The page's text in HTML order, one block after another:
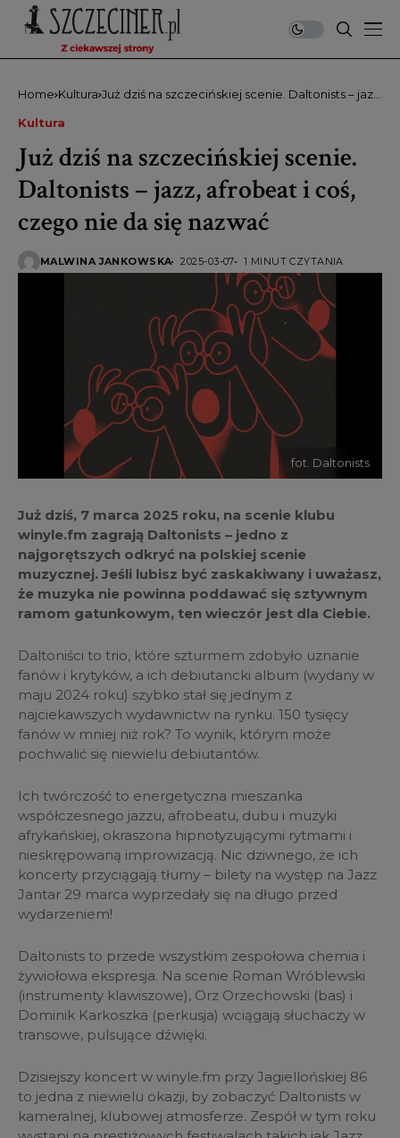
Home Kultura Już dziś na szczecińskiej scenie. Daltonists – jazz,
Kultura
Już dziś na szczecińskiej scenie.
Daltonists – jazz, afrobeat i coś,
czego nie da się nazwać
MALWINA JANKOWSKA 2025-03-07 1 MINUT CZYTANIA
fot. Daltonists
Już dziś, 7 marca 2025 roku, na scenie klubu
winyle.fm zagrają Daltonists – jedno z
najgorętszych odkryć na polskiej scenie
muzycznej. Jeśli lubisz być zaskakiwany i uważasz,
że muzyka nie powinna poddawać się sztywnym
ramom gatunkowym, ten wieczór jest dla Ciebie.
Daltoniści to trio, które szturmem zdobyło uznanie
fanów i krytyków, a ich debiutancki album (wydany w
maju 2024 roku) szybko stał się jednym z
najciekawszych wydawnictw na rynku. 150 tysięcy
fanów w mniej niż rok? To wynik, którym może
pochwalić się niewielu debiutantów.
Ich twórczość to energetyczna mieszanka
współczesnego jazzu, afrobeatu, dubu i muzyki
afrykańskiej, okraszona hipnotyzującymi rytmami i
nieskrępowaną improwizacją. Nic dziwnego, że ich
koncerty przyciągają tłumy – bilety na występ na Jazz
Jantar 29 marca wyprzedały się na długo przed
wydarzeniem!
Daltonists to przede wszystkim zespołowa chemia i
żywiołowa ekspresja. Na scenie Roman Wróblewski
(instrumenty klawiszowe), Orz Orzechowski (bas) i
Dominik Karkoszka (perkusja) wciągają słuchaczy w
transowe, pulsujące dźwięki.
Dzisiejszy koncert w winyle.fm przy Jagiellońskiej 86
to jedna z niewielu okazji, by zobaczyć Daltonists w
kameralnej, klubowej atmosferze. Zespół w tym roku